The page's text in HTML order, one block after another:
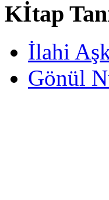
Kİtap
İlahi
Gönül